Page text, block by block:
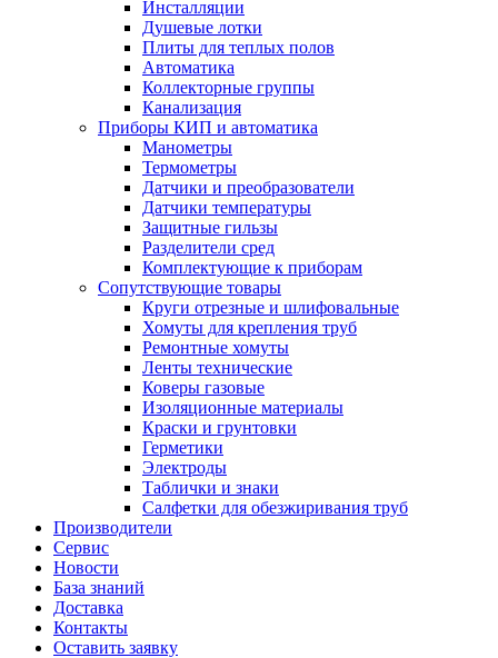
Инсталляции
Душевые лотки
Плиты для теплых полов
Автоматика
Коллекторные группы
Канализация
Приборы КИП и автоматика
Манометры
Термометры
Датчики и преобразователи
Датчики температуры
Защитные гильзы
Разделители сред
Комплектующие к приборам
Сопутствующие товары
Круги отрезные и шлифовальные
Хомуты для крепления труб
Ремонтные хомуты
Ленты технические
Коверы газовые
Изоляционные материалы
Краски и грунтовки
Герметики
Электроды
Таблички и знаки
Салфетки для обезжиривания труб
Производители
Сервис
Новости
База знаний
Доставка
Контакты
Оставить заявку